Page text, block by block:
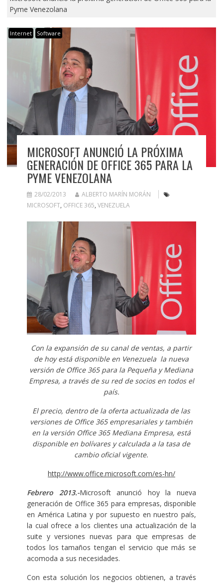
Pyme Venezolana
Internet Software
MICROSOFT ANUNCIÓ LA PRÓXIMA
GENERACIÓN DE OFFICE 365 PARA LA
PYME VENEZOLANA
28/02/2013
ALBERTO MARÍN MORÁN
MICROSOFT, OFFICE 365, VENEZUELA
Con la expansión de su canal de ventas, a partir
de hoy está disponible en Venezuela la nueva
versión de Office 365 para la Pequeña y Mediana
Empresa, a través de su red de socios en todos el
país.
El precio, dentro de la oferta actualizada de las
versiones de Office 365 empresariales y también
en la versión Office 365 Mediana Empresa, está
disponible en bolívares y calculada a la tasa de
cambio oficial vigente.
http://www.office.microsoft.com/es-hn/
Febrero 2013.-Microsoft anunció hoy la nueva
generación de Office 365 para empresas, disponible
en América Latina y por supuesto en nuestro país,
la cual ofrece a los clientes una actualización de la
suite y versiones nuevas para que empresas de
todos los tamaños tengan el servicio que más se
acomoda a sus necesidades.
Con esta solución los negocios obtienen, a través